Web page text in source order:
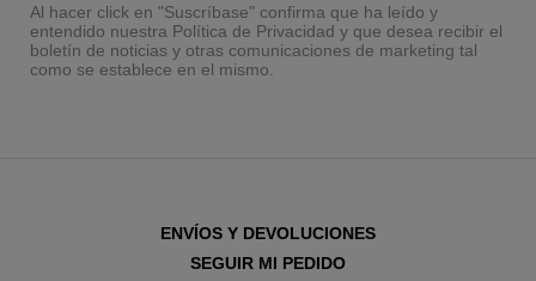
Al hacer click en "Suscríbase" confirma que ha leído y
entendido nuestra Política de Privacidad y que desea recibir el
boletín de noticias y otras comunicaciones de marketing tal
como se establece en el mismo.
ENVÍOS Y DEVOLUCIONES
SEGUIR MI PEDIDO